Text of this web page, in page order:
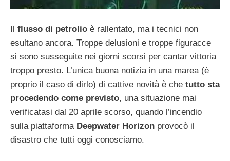
Il flusso di petrolio è rallentato, ma i tecnici non
esultano ancora. Troppe delusioni e troppe figuracce
si sono susseguite nei giorni scorsi per cantar vittoria
troppo presto. L’unica buona notizia in una marea (è
proprio il caso di dirlo) di cattive novità è che tutto sta
procedendo come previsto, una situazione mai
verificatasi dal 20 aprile scorso, quando l’incendio
sulla piattaforma Deepwater Horizon provocò il
disastro che tutti oggi conosciamo.